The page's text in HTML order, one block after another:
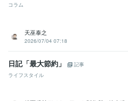
コラム
天巫泰之
2026/07/04 07:18
日記「最大節約」
記事
ライフスタイル